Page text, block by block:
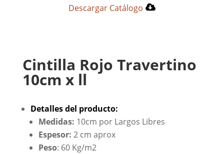
Descargar Catálogo
Cintilla Rojo Travertino
10cm x ll
Detalles del producto:
Medidas: 10cm por Largos Libres
Espesor: 2 cm aprox
Peso: 60 Kg/m2